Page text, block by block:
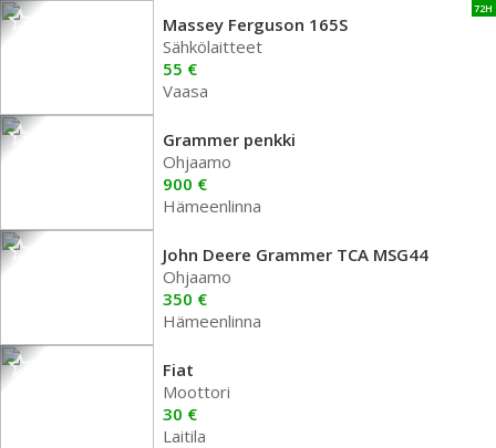
72H
Massey Ferguson 165S
Sähkölaitteet
55 €
Vaasa
Grammer penkki
Ohjaamo
900 €
Hämeenlinna
John Deere Grammer TCA MSG44
Ohjaamo
350 €
Hämeenlinna
Fiat
Moottori
30 €
Laitila